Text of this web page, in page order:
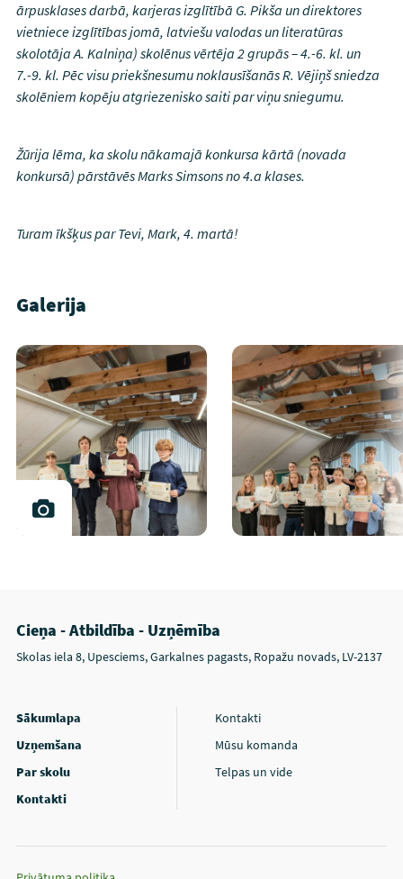
ārpusklases darbā, karjeras izglītībā G. Pikša un direktores
vietniece izglītības jomā, latviešu valodas un literatūras
skolotāja A. Kalniņa) skolēnus vērtēja 2 grupās – 4.-6. kl. un
7.-9. kl. Pēc visu priekšnesumu noklausīšanās R. Vējiņš sniedza
skolēniem kopēju atgriezenisko saiti par viņu sniegumu.
Žūrija lēma, ka skolu nākamajā konkursa kārtā (novada
konkursā) pārstāvēs Marks Simsons no 4.a klases.
Turam īkšķus par Tevi, Mark, 4. martā!
Galerija
Cieņa - Atbildība - Uzņēmība
Skolas iela 8, Upesciems, Garkalnes pagasts, Ropažu novads, LV-2137
Sākumlapa
Uzņemšana
Par skolu
Kontakti
Kontakti
Mūsu komanda
Telpas un vide